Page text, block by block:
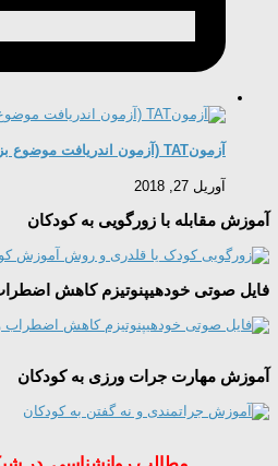
آزمونTAT (آزمون اندریافت موضوع بزرگسالان)
آوریل 27, 2018
آموزش مقابله با زورگویی به کودکان
فایل صوتی خودهیپنوتیزم کاهش
آموزش مهارت جرات ورزی به کودکان